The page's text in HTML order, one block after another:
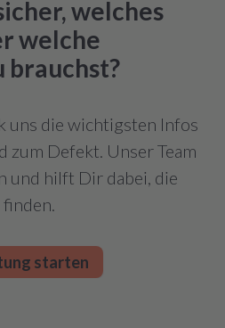
welches
welche
brauchst?
uns die wichtigsten Infos
zum Defekt. Unser Team
und hilft Dir dabei, die
finden.
starten